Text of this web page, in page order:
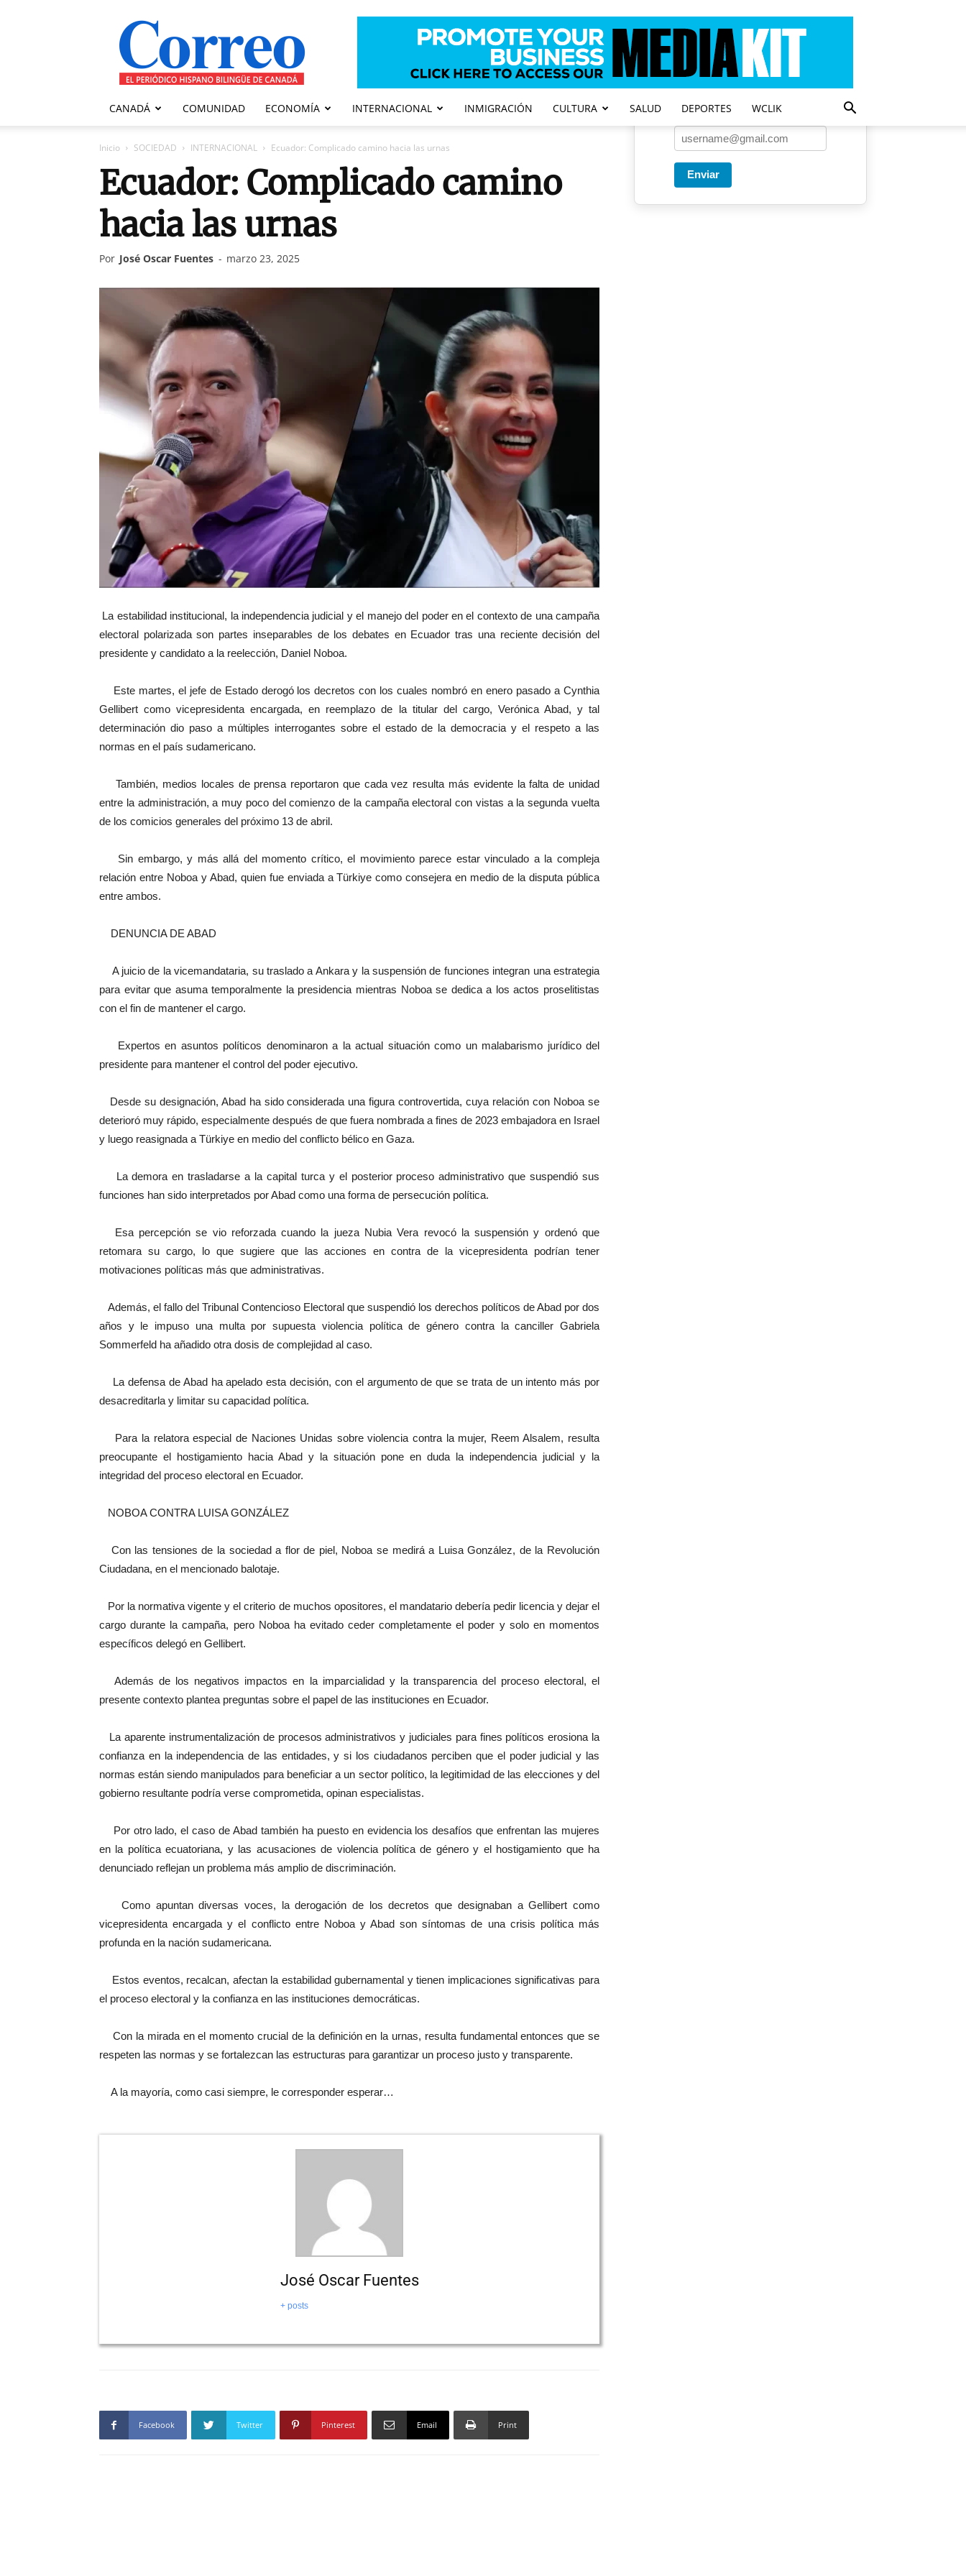
Correo
Canadiense
CANADÁ COMUNIDAD ECONOMÍA INTERNACIONAL INMIGRACIÓN CULTURA SALUD DEPORTES WCLIK
Inicio SOCIEDAD INTERNACIONAL Ecuador: Complicado camino hacia las urnas
Ecuador: Complicado camino
hacia las urnas
Por José Oscar Fuentes - marzo 23, 2025
La estabilidad institucional, la independencia judicial y el manejo del poder en el contexto de una campaña
electoral polarizada son partes inseparables de los debates en Ecuador tras una reciente decisión del
presidente y candidato a la reelección, Daniel Noboa.
Este martes, el jefe de Estado derogó los decretos con los cuales nombró en enero pasado a Cynthia
Gellibert como vicepresidenta encargada, en reemplazo de la titular del cargo, Verónica Abad, y tal
determinación dio paso a múltiples interrogantes sobre el estado de la democracia y el respeto a las
normas en el país sudamericano.
También, medios locales de prensa reportaron que cada vez resulta más evidente la falta de unidad
entre la administración, a muy poco del comienzo de la campaña electoral con vistas a la segunda vuelta
de los comicios generales del próximo 13 de abril.
Sin embargo, y más allá del momento crítico, el movimiento parece estar vinculado a la compleja
relación entre Noboa y Abad, quien fue enviada a Türkiye como consejera en medio de la disputa pública
entre ambos.
DENUNCIA DE ABAD
A juicio de la vicemandataria, su traslado a Ankara y la suspensión de funciones integran una estrategia
para evitar que asuma temporalmente la presidencia mientras Noboa se dedica a los actos proselitistas
con el fin de mantener el cargo.
Expertos en asuntos políticos denominaron a la actual situación como un malabarismo jurídico del
presidente para mantener el control del poder ejecutivo.
Desde su designación, Abad ha sido considerada una figura controvertida, cuya relación con Noboa se
deterioró muy rápido, especialmente después de que fuera nombrada a fines de 2023 embajadora en Israel
y luego reasignada a Türkiye en medio del conflicto bélico en Gaza.
La demora en trasladarse a la capital turca y el posterior proceso administrativo que suspendió sus
funciones han sido interpretados por Abad como una forma de persecución política.
Esa percepción se vio reforzada cuando la jueza Nubia Vera revocó la suspensión y ordenó que
retomara su cargo, lo que sugiere que las acciones en contra de la vicepresidenta podrían tener
motivaciones políticas más que administrativas.
Además, el fallo del Tribunal Contencioso Electoral que suspendió los derechos políticos de Abad por dos
años y le impuso una multa por supuesta violencia política de género contra la canciller Gabriela
Sommerfeld ha añadido otra dosis de complejidad al caso.
La defensa de Abad ha apelado esta decisión, con el argumento de que se trata de un intento más por
desacreditarla y limitar su capacidad política.
Para la relatora especial de Naciones Unidas sobre violencia contra la mujer, Reem Alsalem, resulta
preocupante el hostigamiento hacia Abad y la situación pone en duda la independencia judicial y la
integridad del proceso electoral en Ecuador.
NOBOA CONTRA LUISA GONZÁLEZ
Con las tensiones de la sociedad a flor de piel, Noboa se medirá a Luisa González, de la Revolución
Ciudadana, en el mencionado balotaje.
Por la normativa vigente y el criterio de muchos opositores, el mandatario debería pedir licencia y dejar el
cargo durante la campaña, pero Noboa ha evitado ceder completamente el poder y solo en momentos
específicos delegó en Gellibert.
Además de los negativos impactos en la imparcialidad y la transparencia del proceso electoral, el
presente contexto plantea preguntas sobre el papel de las instituciones en Ecuador.
La aparente instrumentalización de procesos administrativos y judiciales para fines políticos erosiona la
confianza en la independencia de las entidades, y si los ciudadanos perciben que el poder judicial y las
normas están siendo manipulados para beneficiar a un sector político, la legitimidad de las elecciones y del
gobierno resultante podría verse comprometida, opinan especialistas.
Por otro lado, el caso de Abad también ha puesto en evidencia los desafíos que enfrentan las mujeres
en la política ecuatoriana, y las acusaciones de violencia política de género y el hostigamiento que ha
denunciado reflejan un problema más amplio de discriminación.
Como apuntan diversas voces, la derogación de los decretos que designaban a Gellibert como
vicepresidenta encargada y el conflicto entre Noboa y Abad son síntomas de una crisis política más
profunda en la nación sudamericana.
Estos eventos, recalcan, afectan la estabilidad gubernamental y tienen implicaciones significativas para
el proceso electoral y la confianza en las instituciones democráticas.
Con la mirada en el momento crucial de la definición en la urnas, resulta fundamental entonces que se
respeten las normas y se fortalezcan las estructuras para garantizar un proceso justo y transparente.
A la mayoría, como casi siempre, le corresponder esperar…
José Oscar Fuentes
+ posts
Facebook Twitter Pinterest Email Print
Una vez a la semana enviamos
Enviar
Entregado por SendPulse